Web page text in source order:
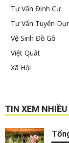
Tư Vấn Định Cư
Tư Vấn Tuyển
Vệ Sinh Đồ Gỗ
Việt Quất
Xã Hội
TIN XEM NHIỀU